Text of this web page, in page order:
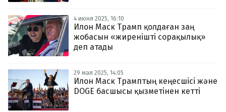
4 июня 2025, 16:10
Илон Маск Трамп қолдаған заң
жобасын «жиренішті сорақылық»
деп атады
29 мая 2025, 14:05
Илон Маск Трамптың кеңесшісі және
DOGE басшысы қызметінен кетті